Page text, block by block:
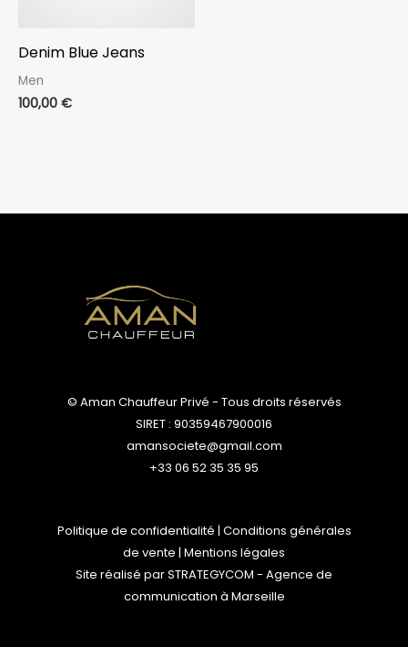
Denim Blue Jeans
Men
100,00 €
© Aman Chauffeur Privé - Tous droits réservés
SIRET : 90359467900016
amansociete@gmail.com
+33 06 52 35 35 95
Politique de confidentialité | Conditions générales
de vente | Mentions légales
Site réalisé parSTRATEGYCOM - Agence de
communication à Marseille